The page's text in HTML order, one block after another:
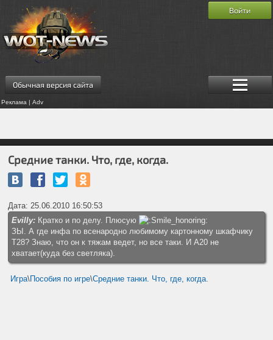
Обычная версия сайта
Реклама | Adv
Войти
Средние танки. Что, где, когда.
Дата: 25.06.2010 16:50:53
Evilly: Кратко и по делу. Плюсую
ЗЫ. А где инфа по всенародно любимому картонному шкафчику
Т28? Знаю, что он к тяжам ведет, но все таки. И А20 не
хватает(куда без светляка).
Игра\Пособия по игре\Средние танки. Что, где, когда.